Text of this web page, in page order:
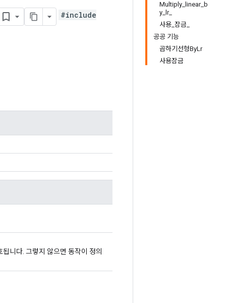
Multiply_linear_b
y_lr_
사용_잠금_
공공 기능
곱하기선형ByLr
사용잠금
#include
니다. 그렇지 않으면 동작이 정의